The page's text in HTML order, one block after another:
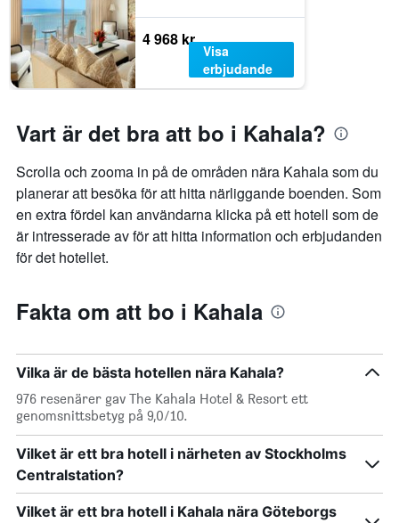
4 968 kr
Visa
erbjudande
Vart är det bra att bo i Kahala?
Scrolla och zooma in på de områden nära Kahala som du
planerar att besöka för att hitta närliggande boenden. Som
en extra fördel kan användarna klicka på ett hotell som de
är intresserade av för att hitta information och erbjudanden
för det hotellet.
Fakta om att bo i Kahala
Vilka är de bästa hotellen nära Kahala?
976 resenärer gav The Kahala Hotel & Resort ett
genomsnittsbetyg på 9,0/10.
Vilket är ett bra hotell i närheten av Stockholms
Centralstation?
Vilket är ett bra hotell i Kahala nära Göteborgs